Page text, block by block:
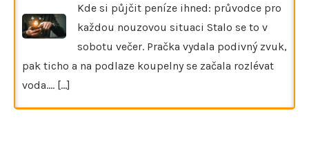
Kde si půjčit peníze ihned: průvodce pro
každou nouzovou situaci Stalo se to v
sobotu večer. Pračka vydala podivný zvuk,
pak ticho a na podlaze koupelny se začala rozlévat
voda.… [...]